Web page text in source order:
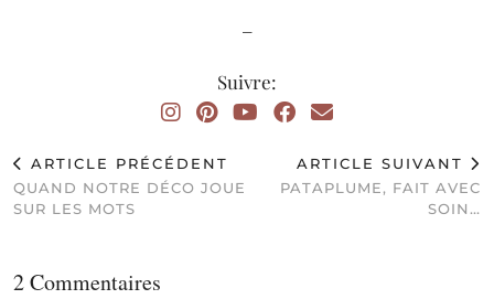
–
Suivre:
ARTICLE PRÉCÉDENT
QUAND NOTRE DÉCO JOUE
SUR LES MOTS
ARTICLE SUIVANT
PATAPLUME, FAIT AVEC
SOIN…
2 Commentaires